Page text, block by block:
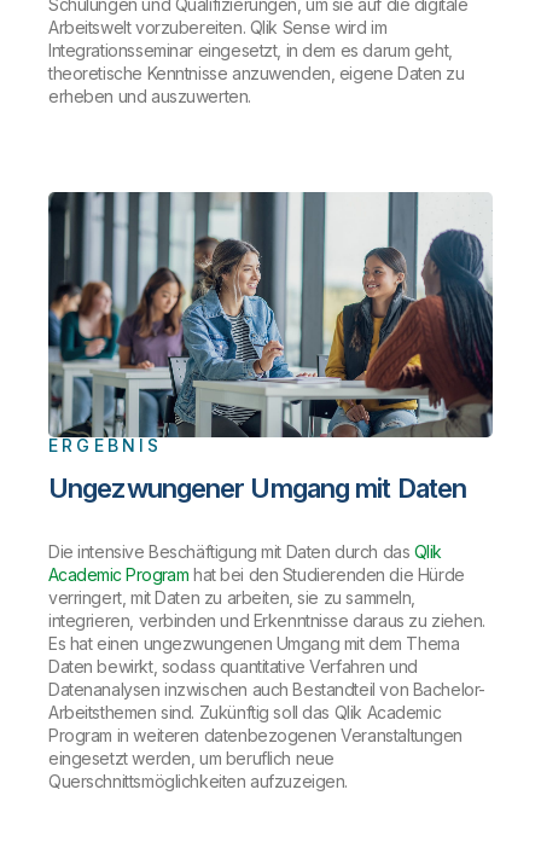
Schulungen und Qualifizierungen, um sie auf die digitale
Arbeitswelt vorzubereiten. Qlik Sense wird im
Integrationsseminar eingesetzt, in dem es darum geht,
theoretische Kenntnisse anzuwenden, eigene Daten zu
erheben und auszuwerten.
ERGEBNIS
Ungezwungener Umgang mit Daten
Die intensive Beschäftigung mit Daten durch das Qlik
Academic Program hat bei den Studierenden die Hürde
verringert, mit Daten zu arbeiten, sie zu sammeln,
integrieren, verbinden und Erkenntnisse daraus zu ziehen.
Es hat einen ungezwungenen Umgang mit dem Thema
Daten bewirkt, sodass quantitative Verfahren und
Datenanalysen inzwischen auch Bestandteil von Bachelor-
Arbeitsthemen sind. Zukünftig soll das Qlik Academic
Program in weiteren datenbezogenen Veranstaltungen
eingesetzt werden, um beruflich neue
Querschnittsmöglichkeiten aufzuzeigen.